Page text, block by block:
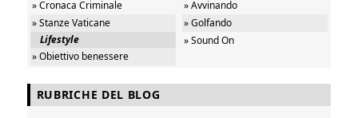
» Cronaca Criminale
» Stanze Vaticane
Lifestyle
» Obiettivo benessere
» Avvinando
» Golfando
» Sound On
RUBRICHE DEL BLOG